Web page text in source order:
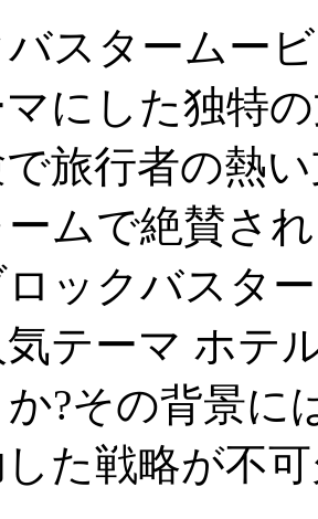
スタームー
にした独特
旅行者の熱
ムで絶賛さ
ックバスタ
テーマ ホテ
?その背景に
た戦略が不